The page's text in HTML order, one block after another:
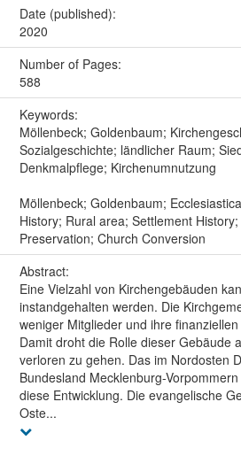
Date (published):
2020
Number of Pages:
588
Keywords:
Möllenbeck; Goldenbaum;
Sozialgeschichte; ländlicher Raum;
Denkmalpflege; Kirchenumnutzung
Möllenbeck; Goldenbaum;
History; Rural area; Settlement
Preservation; Church Conversion
Abstract:
Eine Vielzahl von Kirchengebäuden
instandgehalten werden. Die
weniger Mitglieder und ihre
Damit droht die Rolle dieser Gebäude
verloren zu gehen. Das im Nordosten
Bundesland Mecklenburg-
diese Entwicklung. Die evangelische
Oste...